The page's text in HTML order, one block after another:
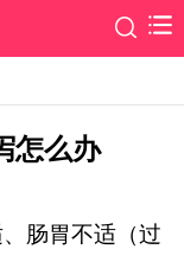
怎么办
肠胃不适（过